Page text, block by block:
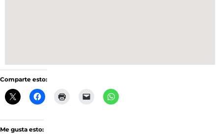
Comparte esto:
Me gusta esto: